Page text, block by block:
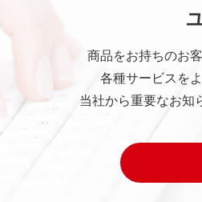
商品をお持ちのお
各種サービスを
当社から重要なお知